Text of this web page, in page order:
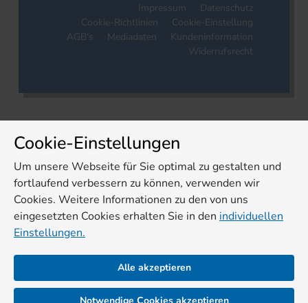
Impressum
Datenschutz
Cookie-Richtlinien
Cookie-Einstellung
AGB's
Mediadaten
Kundeninformation
Widerrufsrecht
Cookie-Einstellungen
Um unsere Webseite für Sie optimal zu gestalten und
fortlaufend verbessern zu können, verwenden wir
Cookies. Weitere Informationen zu den von uns
eingesetzten Cookies erhalten Sie in den individuellen
Einstellungen.
Alle akzeptieren